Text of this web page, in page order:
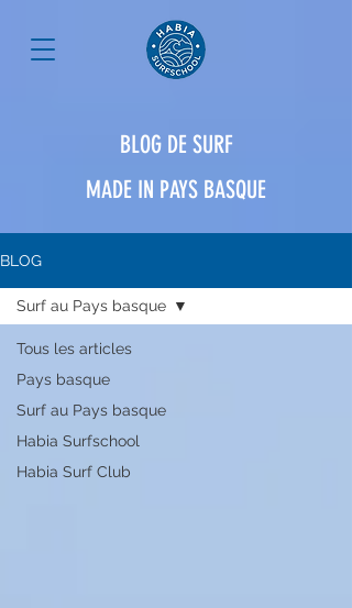
BLOG DE SURF
MADE IN PAYS BASQUE
BLOG
Tous les articles
Pays basque
Surf au Pays basque
Habia Surfschool
Habia Surf Club
Surf au Pays basque